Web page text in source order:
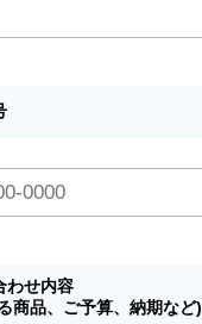
わせ内容
商品、ご予算、納期など)